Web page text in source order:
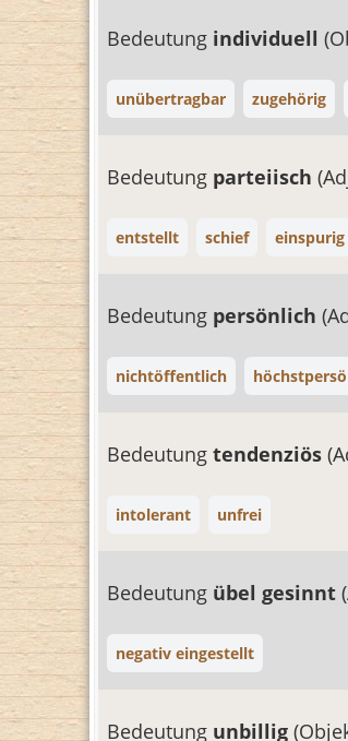
Bedeutung individuell
unübertragbar zugehörig
Bedeutung parteiisch
entstellt schief einspurig
Bedeutung persönlich
nichtöffentlich
Bedeutung tendenziös
intolerant unfrei
Bedeutung übel gesinnt
negativ eingestellt
Bedeutung unbillig